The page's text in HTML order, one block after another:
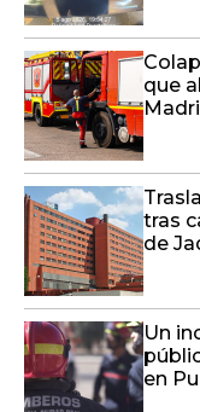
que
tras
de
Un
en